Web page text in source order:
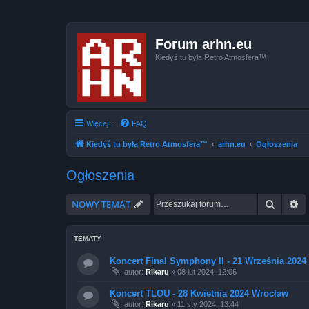
Forum arhn.eu
Kiedyś tu była Retro Atmosfera™
Więcej… FAQ
Kiedyś tu była Retro Atmosfera™ arhn.eu Ogłoszenia
Ogłoszenia
NOWY TEMAT Szukaj
TEMATY
Koncert Final Symphony II - 21 Września 2024
autor: Rikaru » 08 lut 2024, 12:06
Koncert TLOU - 28 Kwietnia 2024 Wrocław
autor: Rikaru » 11 sty 2024, 13:44